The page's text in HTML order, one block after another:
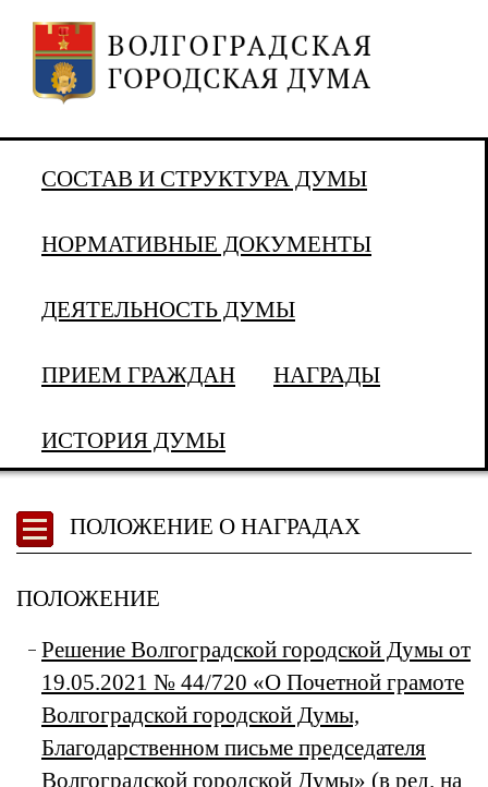
СОСТАВ И СТРУКТУРА ДУМЫ
НОРМАТИВНЫЕ ДОКУМЕНТЫ
ДЕЯТЕЛЬНОСТЬ ДУМЫ
ПРИЕМ ГРАЖДАН НАГРАДЫ
ИСТОРИЯ ДУМЫ
ПОЛОЖЕНИЕ О НАГРАДАХ
ПОЛОЖЕНИЕ
Решение Волгоградской городской Думы от
19.05.2021 № 44/720 «О Почетной грамоте
Волгоградской городской Думы,
Благодарственном письме председателя
Волгоградской городской Думы» (в ред. на